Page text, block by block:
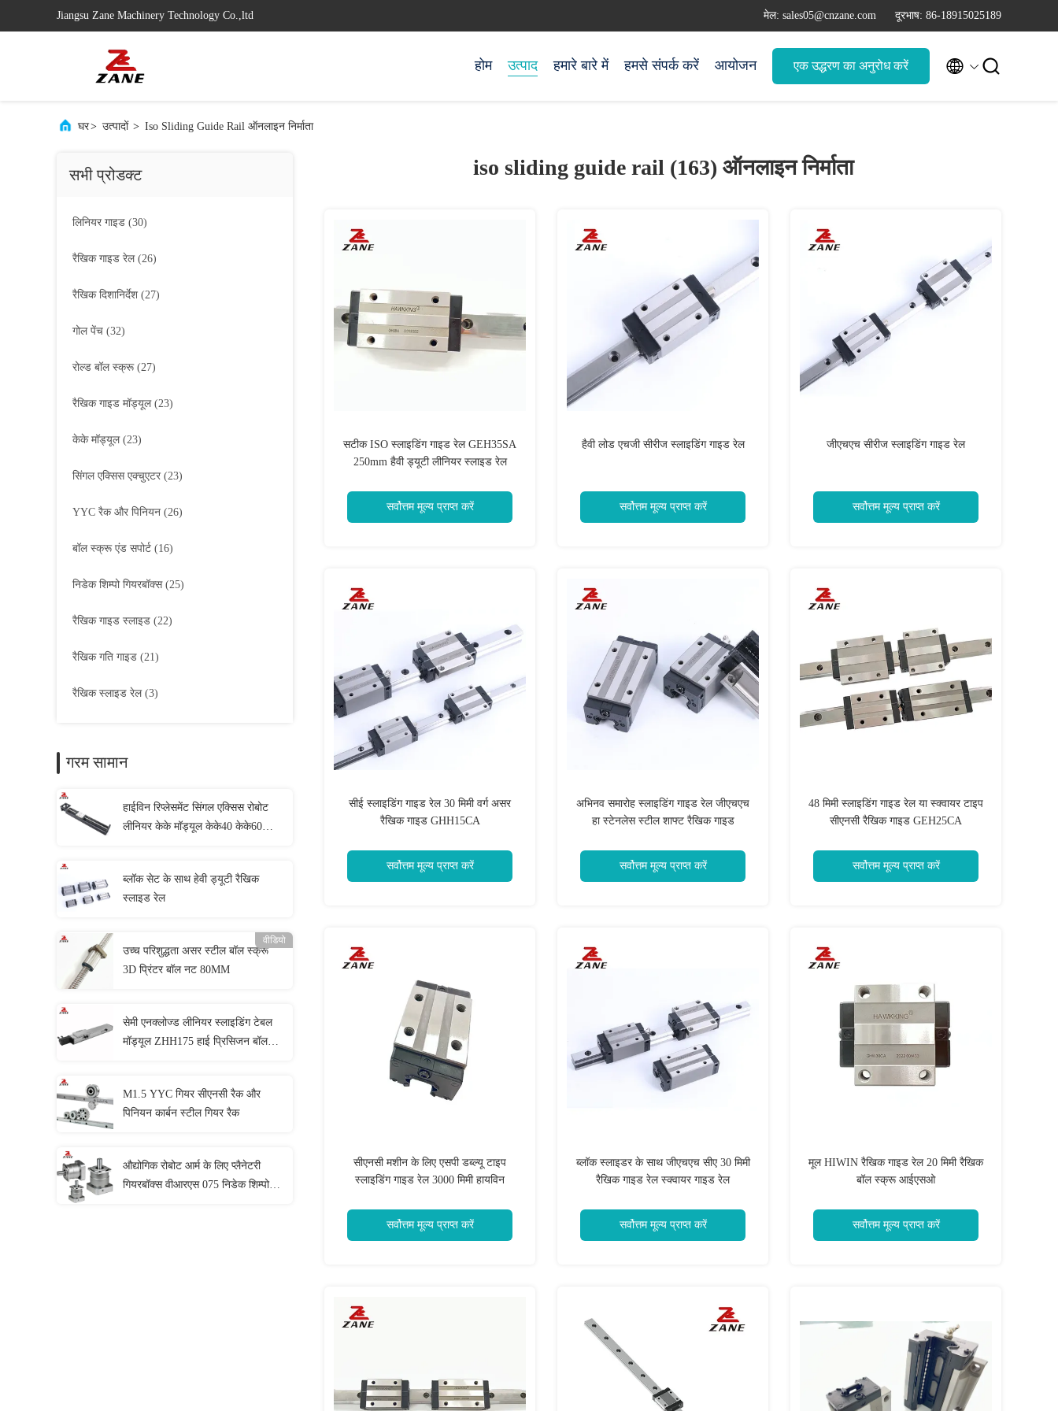
Jiangsu Zane Machinery Technology Co.,ltd मेल: sales05@cnzane.com दूरभाष: 86-18915025189
होम उत्पाद हमारे बारे में हमसे संपर्क करें आयोजन एक उद्धरण का अनुरोध करें  
घर> उत्पादों > Iso Sliding Guide Rail ऑनलाइन निर्माता
सभी प्रोडक्ट
लिनियर गाइड (30)
रैखिक गाइड रेल(26)
रैखिक दिशानिर्देश (27)
गोल पेंच (32)
रोल्ड बॉल स्क्रू(27)
रैखिक गाइड मॉड्यूल(23)
केके मॉड्यूल(23)
सिंगल एक्सिस एक्चुएटर(23)
YYC रैक और पिनियन (26)
बॉल स्क्रू एंड सपोर्ट (16)
निडेक शिम्पो गियरबॉक्स(25)
रैखिक गाइड स्लाइड (22)
रैखिक गति गाइड (21)
रैखिक स्लाइड रेल(3)
गरम सामान
हाईविन रिप्लेसमेंट सिंगल एक्सिस रोबोट
लीनियर केके मॉड्यूल केके40 केके60
ब्लॉक सेट के साथ हेवी ड्यूटी रैखिक
स्लाइड रेल
वीडियो
उच्च परिशुद्धता असर स्टील बॉल स्क्रू
3D प्रिंटर बॉल नट 80MM
सेमी एनक्लोज्ड लीनियर स्लाइडिंग टेबल
मॉड्यूल ZHH175 हाई प्रिसिजन बॉल
M1.5 YYC गियर सीएनसी रैक और
पिनियन कार्बन स्टील गियर रैक
औद्योगिक रोबोट आर्म के लिए प्लैनेटरी
गियरबॉक्स वीआरएस 075 निडेक शिम्पो
iso sliding guide rail (163) ऑनलाइन निर्माता
सटीक ISO स्लाइडिंग गाइड रेल GEH35SA
250mm हैवी ड्यूटी लीनियर स्लाइड रेल
सर्वोत्तम मूल्य प्राप्त करें
हैवी लोड एचजी सीरीज स्लाइडिंग गाइड रेल
सर्वोत्तम मूल्य प्राप्त करें
जीएचएच सीरीज स्लाइडिंग गाइड रेल
सर्वोत्तम मूल्य प्राप्त करें
सीई स्लाइडिंग गाइड रेल 30 मिमी वर्ग असर
रैखिक गाइड GHH15CA
सर्वोत्तम मूल्य प्राप्त करें
अभिनव समारोह स्लाइडिंग गाइड रेल जीएचएच
हा स्टेनलेस स्टील शाफ्ट रैखिक गाइड
सर्वोत्तम मूल्य प्राप्त करें
48 मिमी स्लाइडिंग गाइड रेल या स्क्वायर टाइप
सीएनसी रैखिक गाइड GEH25CA
सर्वोत्तम मूल्य प्राप्त करें
सीएनसी मशीन के लिए एसपी डब्ल्यू टाइप
स्लाइडिंग गाइड रेल 3000 मिमी हायविन
सर्वोत्तम मूल्य प्राप्त करें
ब्लॉक स्लाइडर के साथ जीएचएच सीए 30 मिमी
रैखिक गाइड रेल स्क्वायर गाइड रेल
सर्वोत्तम मूल्य प्राप्त करें
मूल HIWIN रैखिक गाइड रेल 20 मिमी रैखिक
बॉल स्क्रू आईएसओ
सर्वोत्तम मूल्य प्राप्त करें